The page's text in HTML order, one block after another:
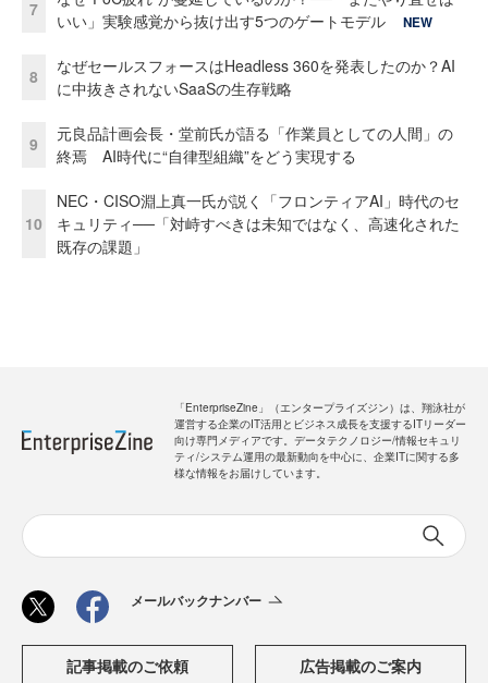
7
いい」実験感覚から抜け出す5つのゲートモデル
NEW
8
なぜセールスフォースはHeadless 360を発表したのか？AI
に中抜きされないSaaSの生存戦略
9
元良品計画会長・堂前氏が語る「作業員としての人間」の
終焉 AI時代に“自律型組織”をどう実現する
10
NEC・CISO淵上真一氏が説く「フロンティアAI」時代のセ
キュリティ──「対峙すべきは未知ではなく、高速化された
既存の課題」
「EnterpriseZine」（エンタープライズジン）は、翔泳社が
運営する企業のIT活用とビジネス成長を支援するITリーダー
向け専門メディアです。データテクノロジー/情報セキュリ
ティ/システム運用の最新動向を中心に、企業ITに関する多
様な情報をお届けしています。
メールバックナンバー
記事掲載のご依頼 広告掲載のご案内